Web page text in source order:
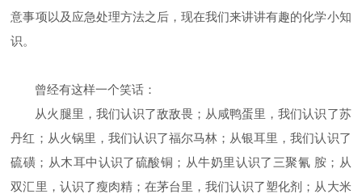
意事项以及应急处理方法之后，现在我们来讲讲有趣的化学小知
识。
曾经有这样一个笑话：
从火腿里，我们认识了敌敌畏；从咸鸭蛋里，我们认识了苏
丹红；从火锅里，我们认识了福尔马林；从银耳里，我们认识了
硫磺；从木耳中认识了硫酸铜；从牛奶里认识了三聚氰 胺；从
双汇里，认识了瘦肉精；在茅台里，我们认识了塑化剂；从大米